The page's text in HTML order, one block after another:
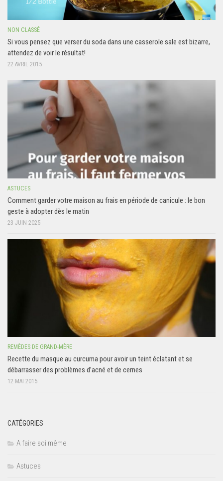
NON CLASSÉ
Si vous pensez que verser du soda dans une casserole sale est bizarre,
attendez de voir le résultat!
22 AVRIL 2015
ASTUCES
Comment garder votre maison au frais en période de canicule : le bon
geste à adopter dès le matin
23 JUIN 2025
REMÈDES DE GRAND-MÈRE
Recette du masque au curcuma pour avoir un teint éclatant et se
débarrasser des problèmes d’acné et de cernes
12 MAI 2015
CATÉGORIES
A faire soi même
Astuces